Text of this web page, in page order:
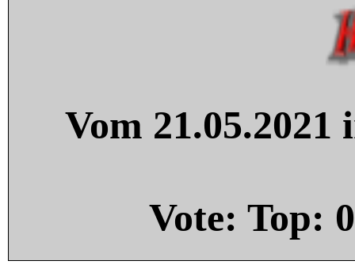
Vom
Vote: Top: 0